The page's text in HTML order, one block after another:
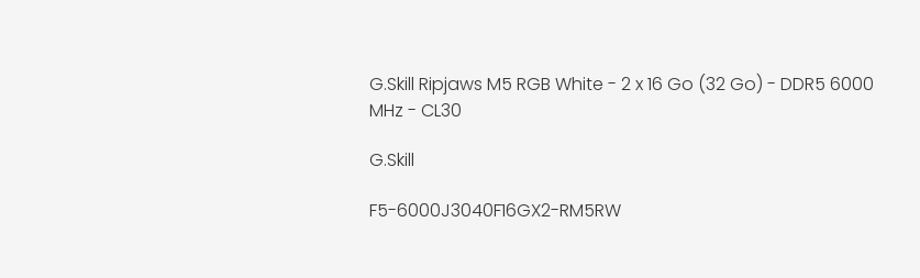
G.Skill Ripjaws M5 RGB White - 2 x 16 Go (32 Go) - DDR5 6000
MHz - CL30
G.Skill
F5-6000J3040F16GX2-RM5RW